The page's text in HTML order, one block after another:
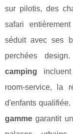
sur pilotis, des
safari
séduit avec ses
perchées
camping
room-service, la
d'enfants qualifiée.
gamme garantit